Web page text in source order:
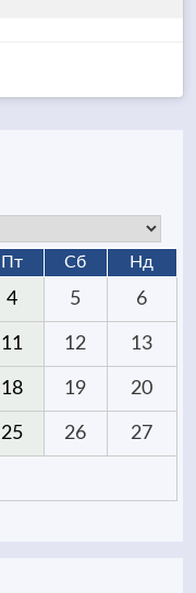
Пт Сб Нд
4 5 6
11 12 13
18 19 20
25 26 27